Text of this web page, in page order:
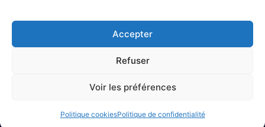
Accepter
Refuser
Voir les préférences
Politique cookiesPolitique de confidentialité
© COLLEGE NATIONAL D’AUDIOPROTHÈSE • 2024 •
INVIVO –
WAW GRAFIK & GALB